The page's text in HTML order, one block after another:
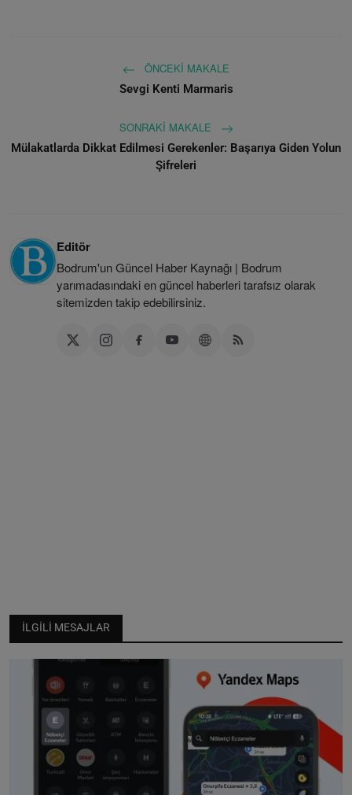
ÖNCEKI MAKALE
Sevgi Kenti Marmaris
SONRAKI MAKALE
Mülakatlarda Dikkat Edilmesi Gerekenler: Başarıya Giden Yolun
Şifreleri
Editör
Bodrum'un Güncel Haber Kaynağı | Bodrum
yarımadasındaki en güncel haberleri tarafsız olarak
sitemizden takip edebilirsiniz.
İLGILI MESAJLAR